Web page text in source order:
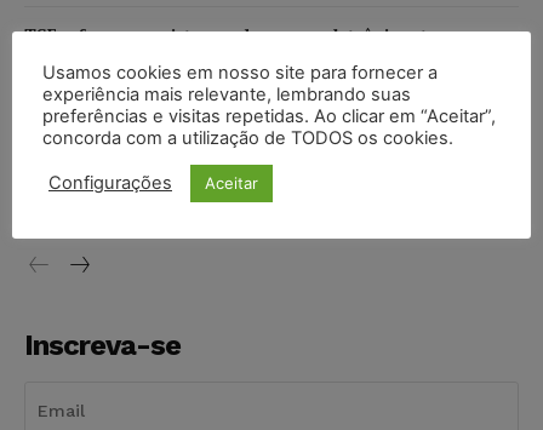
TSE reforça que sistemas das urnas eletrônicas tornam-se
NOTÍCIAS 06/08/2026
STF inicia julgamento sobre constitucionalidade da
proibição dos jogos de azar no Brasil
Inscreva-se
Usamos cookies em nosso site para fornecer a
experiência mais relevante, lembrando suas
preferências e visitas repetidas. Ao clicar em “Aceitar”,
concorda com a utilização de TODOS os cookies.
Configurações Aceitar